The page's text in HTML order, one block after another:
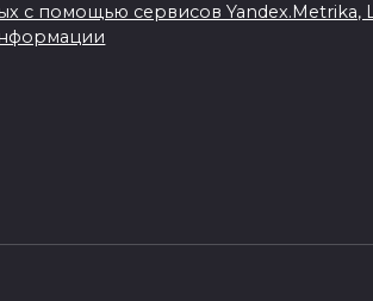
с помощью сервисов Yandex.Metrika,